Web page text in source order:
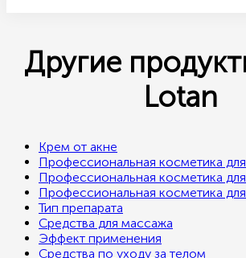
Другие
Lotan
Крем от акне
Профессиональная косметика
Профессиональная косметика
Профессиональная косметика
Тип препарата
Средства для массажа
Эффект применения
Средства по уходу за телом